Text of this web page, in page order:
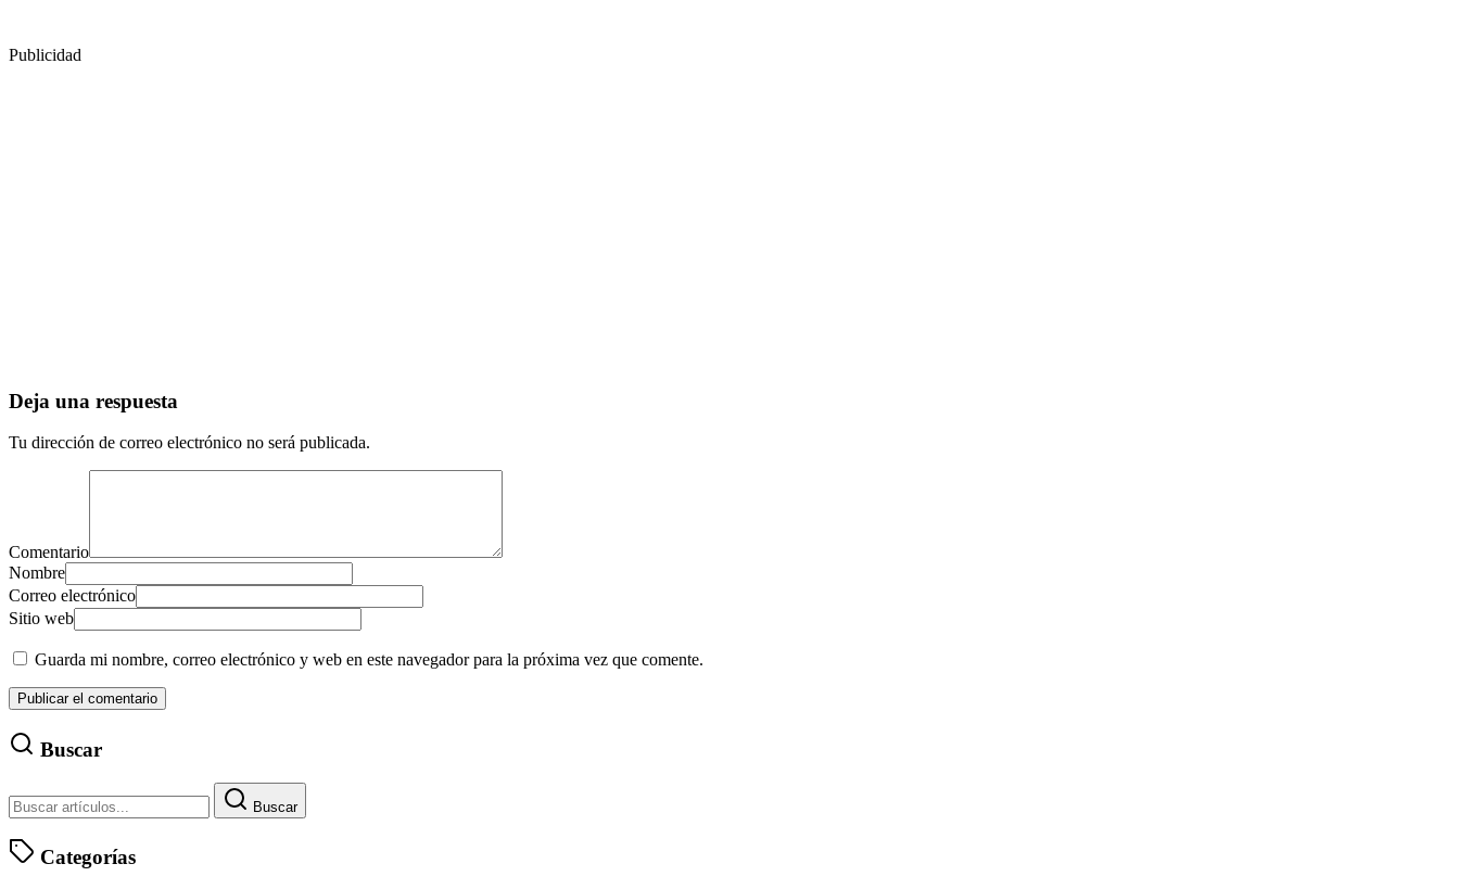
Publicidad
Deja una respuesta
Tu dirección de correo electrónico no será publicada.
Comentario
Nombre
Correo electrónico
Sitio web
Guarda mi nombre, correo electrónico y web en este navegador para la próxima vez que comente.
Buscar
Buscar
Categorías